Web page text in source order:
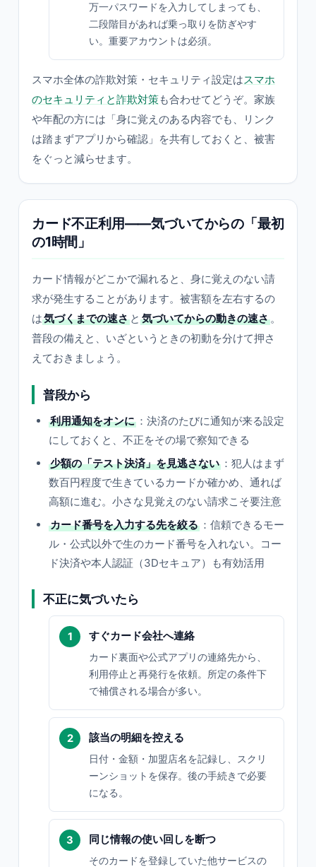
万一パスワードを入力してしまっても、
二段階目があれば乗っ取りを防ぎやす
い。重要アカウントは必須。
スマホ全体の詐欺対策・セキュリティ設定はスマホ
のセキュリティと詐欺対策も合わせてどうぞ。家族
や年配の方には「身に覚えのある内容でも、リンク
は踏まずアプリから確認」を共有しておくと、被害
をぐっと減らせます。
カード不正利用——気づいてからの「最初
の1時間」
カード情報がどこかで漏れると、身に覚えのない請
求が発生することがあります。被害額を左右するの
は気づくまでの速さ と 気づいてからの動きの速さ。
普段の備えと、いざというときの初動を分けて押さ
えておきましょう。
普段から
利用通知をオンに ：決済のたびに通知が来る設定
にしておくと、不正をその場で察知できる
少額の「テスト決済」を見逃さない ：犯人はまず
数百円程度で生きているカードか確かめ、通れば
高額に進む。小さな見覚えのない請求こそ要注意
カード番号を入力する先を絞る ：信頼できるモー
ル・公式以外で生のカード番号を入れない。コー
ド決済や本人認証（3Dセキュア）も有効活用
不正に気づいたら
すぐカード会社へ連絡
カード裏面や公式アプリの連絡先から、
利用停止と再発行を依頼。所定の条件下
で補償される場合が多い。
該当の明細を控える
日付・金額・加盟店名を記録し、スクリ
ーンショットを保存。後の手続きで必要
になる。
同じ情報の使い回しを断つ
そのカードを登録していた他サービスの